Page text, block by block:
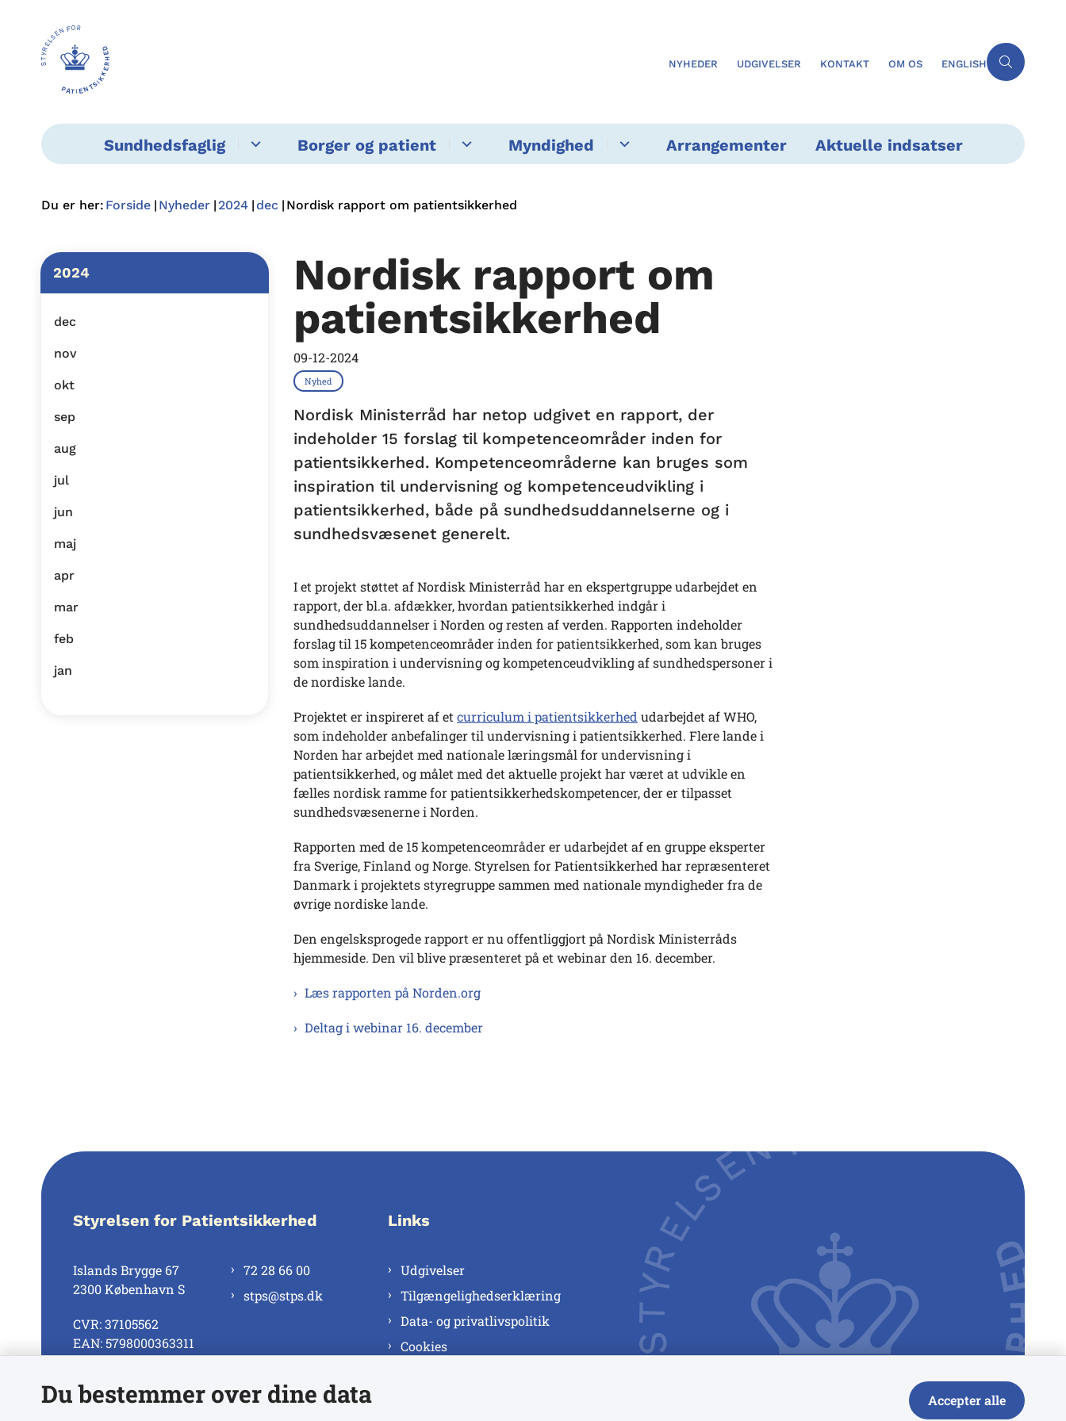
NYHEDER UDGIVELSER KONTAKT OM OS ENGLISH
Sundhedsfaglig Borger og patient Myndighed Arrangementer Aktuelle indsatser
Du er her: Forside Nyheder 2024 dec Nordisk rapport om patientsikkerhed
2024
dec
nov
okt
sep
aug
jul
jun
maj
apr
mar
feb
jan
Nordisk rapport om
patientsikkerhed
09-12-2024
Nyhed
Nordisk Ministerråd har netop udgivet en rapport, der
indeholder 15 forslag til kompetenceområder inden for
patientsikkerhed. Kompetenceområderne kan bruges som
inspiration til undervisning og kompetenceudvikling i
patientsikkerhed, både på sundhedsuddannelserne og i
sundhedsvæsenet generelt.
I et projekt støttet af Nordisk Ministerråd har en ekspertgruppe udarbejdet en
rapport, der bl.a. afdækker, hvordan patientsikkerhed indgår i
sundhedsuddannelser i Norden og resten af verden. Rapporten indeholder
forslag til 15 kompetenceområder inden for patientsikkerhed, som kan bruges
som inspiration i undervisning og kompetenceudvikling af sundhedspersoner i
de nordiske lande.
Projektet er inspireret af et curriculum i patientsikkerhed udarbejdet af WHO,
som indeholder anbefalinger til undervisning i patientsikkerhed. Flere lande i
Norden har arbejdet med nationale læringsmål for undervisning i
patientsikkerhed, og målet med det aktuelle projekt har været at udvikle en
fælles nordisk ramme for patientsikkerhedskompetencer, der er tilpasset
sundhedsvæsenerne i Norden.
Rapporten med de 15 kompetenceområder er udarbejdet af en gruppe eksperter
fra Sverige, Finland og Norge. Styrelsen for Patientsikkerhed har repræsenteret
Danmark i projektets styregruppe sammen med nationale myndigheder fra de
øvrige nordiske lande.
Den engelsksprogede rapport er nu offentliggjort på Nordisk Ministerråds
hjemmeside. Den vil blive præsenteret på et webinar den 16. december.
Læs rapporten på Norden.org
Deltag i webinar 16. december
Styrelsen for Patientsikkerhed
Islands Brygge 67
2300 København S
CVR: 37105562
EAN: 5798000363311
72 28 66 00
stps@stps.dk
Se alle kontaktnumre
Links
Udgivelser
Tilgængelighedserklæring
Data- og privatlivspolitik
Cookies
Du bestemmer over dine data Accepter alle